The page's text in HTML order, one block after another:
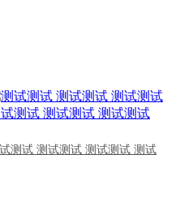
测试 测试测试 测试测试 测试